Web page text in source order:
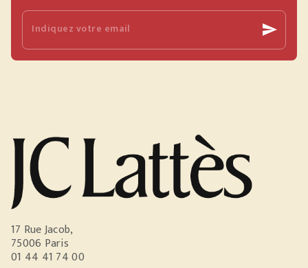
Indiquez votre email send
17 Rue Jacob,
75006 Paris
01 44 41 74 00